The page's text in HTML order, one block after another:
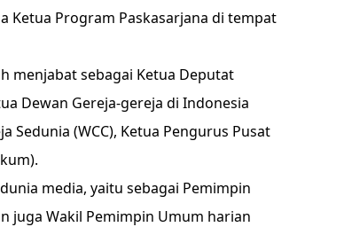
Ketua Program Paskasarjana di tempat
menjabat sebagai Ketua Deputat
Dewan Gereja-gereja di Indonesia
Sedunia (WCC), Ketua Pengurus Pusat
media, yaitu sebagai Pemimpin
juga Wakil Pemimpin Umum harian